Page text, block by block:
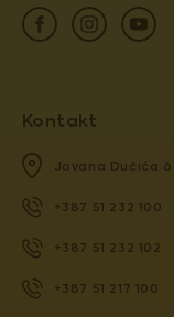
Kontakt
Jovana Dučića
+387 51 232 100
+387 51 232 102
+387 51 217 100